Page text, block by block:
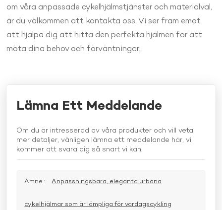
om våra anpassade cykelhjälmstjänster och materialval,
är du välkommen att kontakta oss. Vi ser fram emot
att hjälpa dig att hitta den perfekta hjälmen för att
möta dina behov och förväntningar.
Lämna Ett Meddelande
Om du är intresserad av våra produkter och vill veta
mer detaljer, vänligen lämna ett meddelande här, vi
kommer att svara dig så snart vi kan.
Ämne : Anpassningsbara, eleganta urbana
cykelhjälmar som är lämpliga för vardagscykling